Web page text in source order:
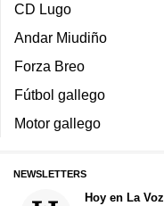
CD Lugo
Andar Miudiño
Forza Breo
Fútbol gallego
Motor gallego
NEWSLETTERS
Hoy en La Voz